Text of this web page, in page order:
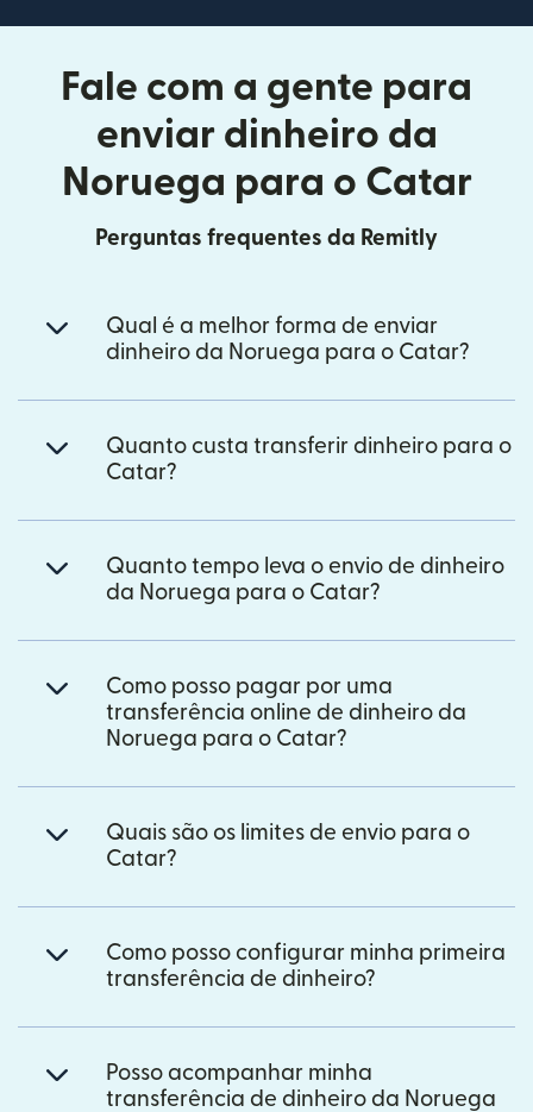
Fale com a gente para
enviar dinheiro da
Noruega para o Catar
Perguntas frequentes da Remitly
Qual é a melhor forma de enviar
dinheiro da Noruega para o Catar?
Quanto custa transferir dinheiro para o
Catar?
Quanto tempo leva o envio de dinheiro
da Noruega para o Catar?
Como posso pagar por uma
transferência online de dinheiro da
Noruega para o Catar?
Quais são os limites de envio para o
Catar?
Como posso configurar minha primeira
transferência de dinheiro?
Posso acompanhar minha
transferência de dinheiro da Noruega